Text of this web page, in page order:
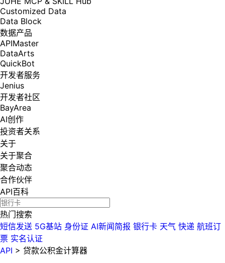
Customized Data
Data Block
数据产品
APIMaster
DataArts
QuickBot
开发者服务
Jenius
开发者社区
BayArea
AI创作
投资者关系
关于
关于聚合
聚合动态
合作伙伴
API百科
热门搜索
短信发送 5G基站 身份证 AI新闻简报 银行卡 天气 快递 航班订
票 实名认证
API > 贷款公积金计算器